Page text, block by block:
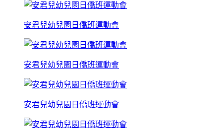
安君兒幼兒園日僑班運動會
安君兒幼兒園日僑班運動會
安君兒幼兒園日僑班運動會